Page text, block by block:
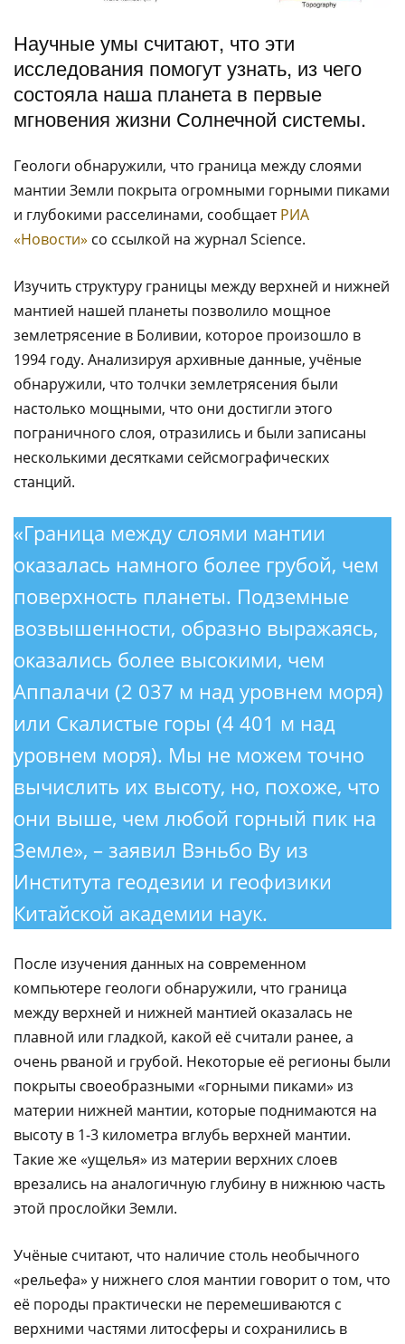
Научные умы считают, что эти
исследования помогут узнать, из чего
состояла наша планета в первые
мгновения жизни Солнечной системы.
Геологи обнаружили, что граница между слоями
мантии Земли покрыта огромными горными пиками
и глубокими расселинами, сообщаетРИА
«Новости» со ссылкой на журнал Science.
Изучить структуру границы между верхней и нижней
мантией нашей планеты позволило мощное
землетрясение в Боливии, которое произошло в
1994 году. Анализируя архивные данные, учёные
обнаружили, что толчки землетрясения были
настолько мощными, что они достигли этого
пограничного слоя, отразились и были записаны
несколькими десятками сейсмографических
станций.
«Граница между слоями мантии
оказалась намного более грубой, чем
поверхность планеты. Подземные
возвышенности, образно выражаясь,
оказались более высокими, чем
Аппалачи (2 037 м над уровнем моря)
или Скалистые горы (4 401 м над
уровнем моря). Мы не можем точно
вычислить их высоту, но, похоже, что
они выше, чем любой горный пик на
Земле», – заявил Вэньбо Ву из
Института геодезии и геофизики
Китайской академии наук.
После изучения данных на современном
компьютере геологи обнаружили, что граница
между верхней и нижней мантией оказалась не
плавной или гладкой, какой её считали ранее, а
очень рваной и грубой. Некоторые её регионы были
покрыты своеобразными «горными пиками» из
материи нижней мантии, которые поднимаются на
высоту в 1-3 километра вглубь верхней мантии.
Такие же «ущелья» из материи верхних слоев
врезались на аналогичную глубину в нижнюю часть
этой прослойки Земли.
Учёные считают, что наличие столь необычного
«рельефа» у нижнего слоя мантии говорит о том, что
её породы практически не перемешиваются с
верхними частями литосферы и сохранились в